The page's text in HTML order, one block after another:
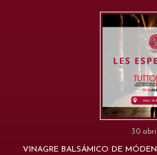
30
VINAGRE BALSÁMICO DE